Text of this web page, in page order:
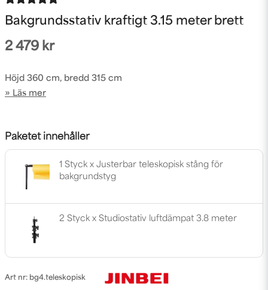
Bakgrundsstativ kraftigt 3.15 meter brett
2 479 kr
Höjd 360 cm, bredd 315 cm
Läs mer
Paketet innehåller
1 Styck x Justerbar teleskopisk stång för
bakgrundstyg
2 Styck x Studiostativ luftdämpat 3.8 meter
bg4.teleskopisk